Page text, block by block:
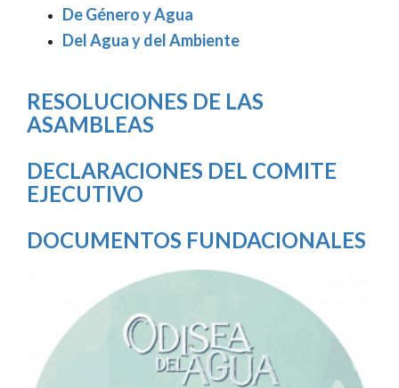
De Género y Agua
Del Agua y del Ambiente
RESOLUCIONES DE LAS
ASAMBLEAS
DECLARACIONES DEL COMITE
EJECUTIVO
DOCUMENTOS FUNDACIONALES